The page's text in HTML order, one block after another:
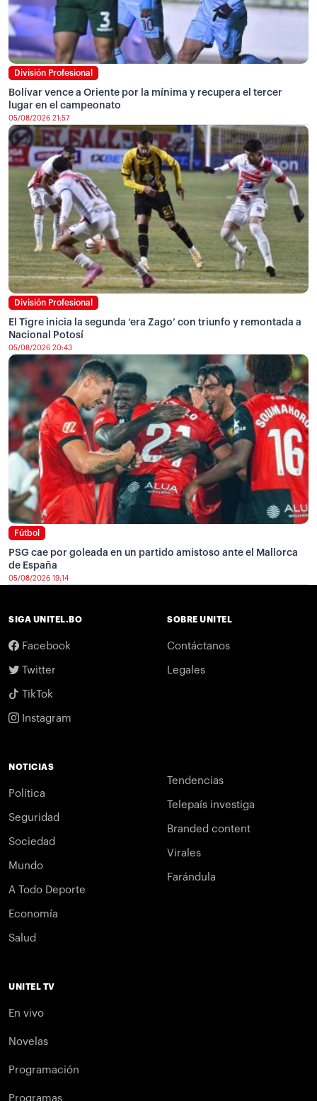
División Profesional
Bolívar vence a Oriente por la mínima y recupera el tercer
lugar en el campeonato
05/08/2026 21:57
División Profesional
El Tigre inicia la segunda ‘era Zago’ con triunfo y remontada a
Nacional Potosí
05/08/2026 20:43
Fútbol
PSG cae por goleada en un partido amistoso ante el Mallorca
de España
05/08/2026 19:14
SIGA UNITEL.BO
Facebook
Twitter
TikTok
Instagram
SOBRE UNITEL
Contáctanos
Legales
NOTICIAS
Política
Seguridad
Sociedad
Mundo
A Todo Deporte
Economía
Salud
Tendencias
Telepaís investiga
Branded content
Virales
Farándula
UNITEL TV
En vivo
Novelas
Programación
Programas